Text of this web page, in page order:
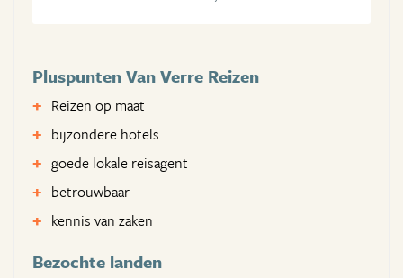
Pluspunten Van Verre Reizen
Reizen op maat
bijzondere hotels
goede lokale reisagent
betrouwbaar
kennis van zaken
Bezochte landen